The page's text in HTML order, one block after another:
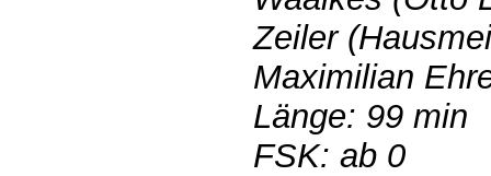
Zeiler
Maximilian
Länge: 99 min
FSK: ab 0